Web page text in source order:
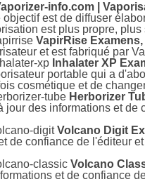
info.com |
est de diffuser
est plus propre,
VapirRise
et est fabriqué par
xp Inhalater XP
portable qui a
cosmétique et de
tube Herborizer
jour des informations et
digitVolcano Digit
de confiance de l'éditeur
classic Volcano
et de confiance